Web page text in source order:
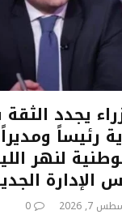
يجدد الثقة
رئيساً
لنهر
الإدارة
7, 2026
0